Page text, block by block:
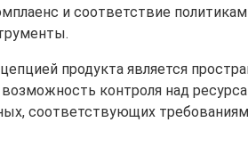
и соответствие
продукта является
контроля над
соответствующих